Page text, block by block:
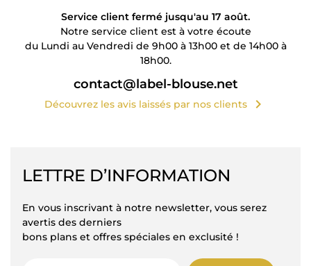
Service client fermé jusqu'au 17 août.
Notre service client est à votre écoute
du Lundi au Vendredi de 9h00 à 13h00 et de 14h00 à
18h00.
contact@label-blouse.net
Découvrez les avis laissés par nos clients chevron_right
LETTRE D’INFORMATION
En vous inscrivant à notre newsletter, vous serez
avertis des derniers
bons plans et offres spéciales en exclusité !